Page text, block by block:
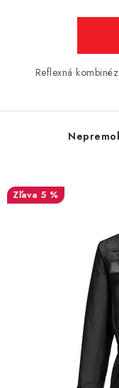
Reflexná
5 %